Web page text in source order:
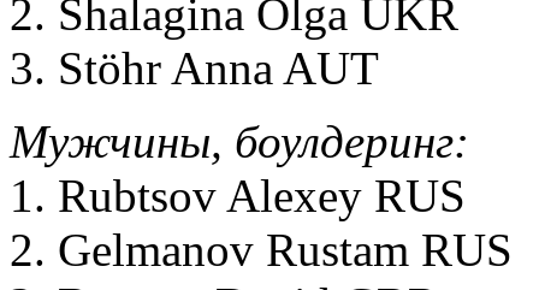
2. Shalagina Olga UKR
3. Stöhr Anna AUT
Мужчины, боулдеринг:
1. Rubtsov Alexey RUS
2. Gelmanov Rustam RUS